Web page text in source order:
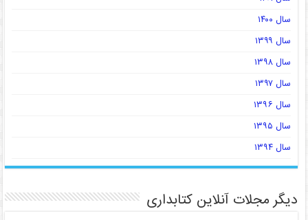
سال ۱۴۰۰
سال ۱۳۹۹
سال ۱۳۹۸
سال ۱۳۹۷
سال ۱۳۹۶
سال ۱۳۹۵
سال ۱۳۹۴
دیگر مجلات آنلاین کتابداری